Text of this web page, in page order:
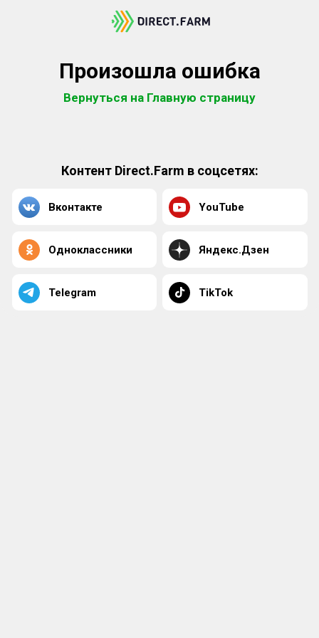
Произошла ошибка
Вернуться на Главную страницу
Контент Direct.Farm в соцсетях:
Вконтакте YouTube
Одноклассники Яндекс.Дзен
Telegram TikTok